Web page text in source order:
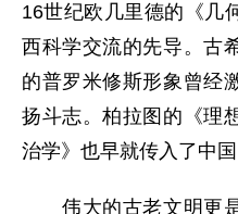
16世纪欧几里德的《几
西科学交流的先导。古
的普罗米修斯形象曾经
扬斗志。柏拉图的《理
治学》也早就传入了中国
伟大的古老文明更是